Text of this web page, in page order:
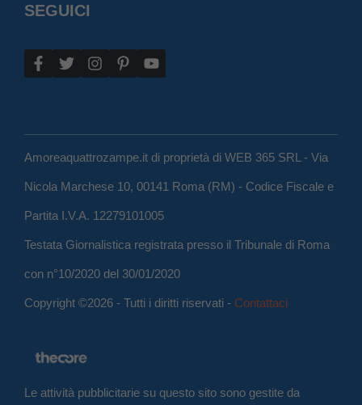
SEGUICI
Amoreaquattrozampe.it di proprietà di WEB 365 SRL - Via
Nicola Marchese 10, 00141 Roma (RM) - Codice Fiscale e
Partita I.V.A. 12279101005
Testata Giornalistica registrata presso il Tribunale di Roma
con n°10/2020 del 30/01/2020
Copyright ©2026 - Tutti i diritti riservati - Contattaci
Le attività pubblicitarie su questo sito sono gestite da